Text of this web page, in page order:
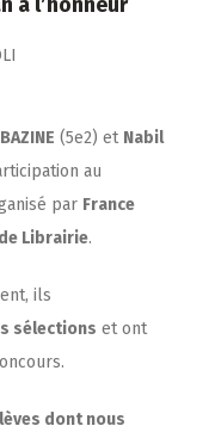
(5e2) et Nabil
au
par France
Librairie.
ils
sélections et ont
dont nous